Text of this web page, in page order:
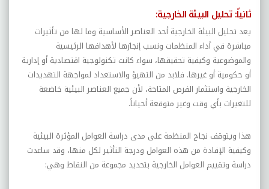
ثانياً: تحليل البيئة الخارجية:
يعد تحليل البيئة الخارجية أحد العناصر الأساسية وما لها من تأثيرات
مباشرة في أداء المنظمات ونسب إنجازها لأهدافها الرئيسية
والموضوعية وكيفية تحقيقها، سواء كانت تكنولوجية اقتصادية أو إدارية
أو حكومية أو غيرها. فلابد من التهيؤ والاستعداد لمواجهة التهديدات
الخارجية واستثمار الفرص المتاحة، لأن جميع العناصر البيئية خاضعة
للتغيرات بأي وقت وغير متوقعة أحياناً.
هذا ويتوقف نجاح المنظمة على مدى دراسة العوامل المؤثرة البيئية
وكيفية الإفادة من هذه العوامل ودرجة التأثير لكل منها، وقد ساعدت
دراسة وتقييم العوامل الخارجية بتحديد مجموعة من النقاط وهي: